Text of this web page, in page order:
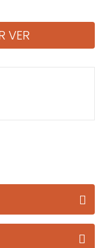
VER